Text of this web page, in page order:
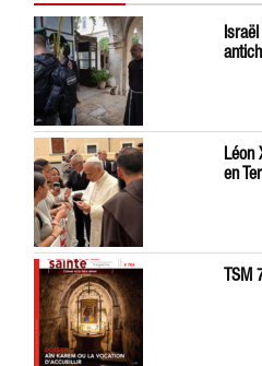
Léon
en
TSM